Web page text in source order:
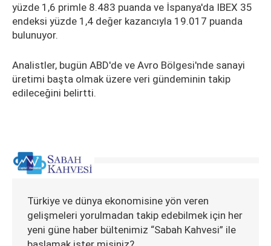
yüzde 1,6 primle 8.483 puanda ve İspanya'da IBEX 35
endeksi yüzde 1,4 değer kazancıyla 19.017 puanda
bulunuyor.
Analistler, bugün ABD'de ve Avro Bölgesi'nde sanayi
üretimi başta olmak üzere veri gündeminin takip
edileceğini belirtti.
Türkiye ve dünya ekonomisine yön veren
gelişmeleri yorulmadan takip edebilmek için her
yeni güne haber bültenimiz “Sabah Kahvesi” ile